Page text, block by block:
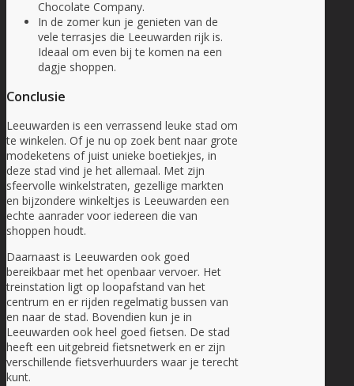
Chocolate Company.
In de zomer kun je genieten van de
vele terrasjes die Leeuwarden rijk is.
Ideaal om even bij te komen na een
dagje shoppen.
Conclusie
Leeuwarden is een verrassend leuke stad om
te winkelen. Of je nu op zoek bent naar grote
modeketens of juist unieke boetiekjes, in
deze stad vind je het allemaal. Met zijn
sfeervolle winkelstraten, gezellige markten
en bijzondere winkeltjes is Leeuwarden een
echte aanrader voor iedereen die van
shoppen houdt.
Daarnaast is Leeuwarden ook goed
bereikbaar met het openbaar vervoer. Het
treinstation ligt op loopafstand van het
centrum en er rijden regelmatig bussen van
en naar de stad. Bovendien kun je in
Leeuwarden ook heel goed fietsen. De stad
heeft een uitgebreid fietsnetwerk en er zijn
verschillende fietsverhuurders waar je terecht
kunt.